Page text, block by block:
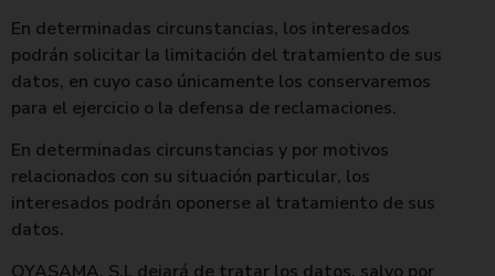
En determinadas circunstancias, los interesados
podrán solicitar la limitación del tratamiento de sus
datos, en cuyo caso únicamente los conservaremos
para el ejercicio o la defensa de reclamaciones.
En determinadas circunstancias y por motivos
relacionados con su situación particular, los
interesados podrán oponerse al tratamiento de sus
datos.